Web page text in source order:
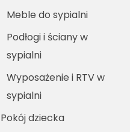
Meble do sypialni
Podłogi i ściany w
sypialni
Wyposażenie i RTV w
sypialni
Pokój dziecka